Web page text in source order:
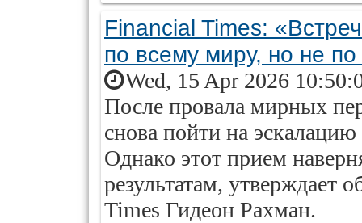
Financial Times:
по всему миру, но не
Wed, 15 Apr 2026
После провала мирных
снова пойти на
Однако этот прием
результатам, утверждает
Times Гидеон Рахман.